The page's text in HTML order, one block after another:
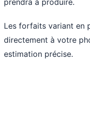
Les forfaits variant en
directement à votre
estimation précise.